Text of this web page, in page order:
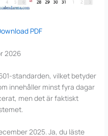
PDF
2026
standarden, vilket betyder
innehåller minst fyra dagar
men det är faktiskt
2025. Ja, du läste